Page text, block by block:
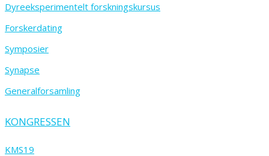
Dyreeksperimentelt forskningskursus
Forskerdating
Symposier
Synapse
Generalforsamling
KONGRESSEN
KMS19